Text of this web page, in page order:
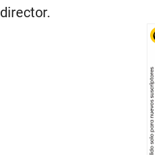
director.